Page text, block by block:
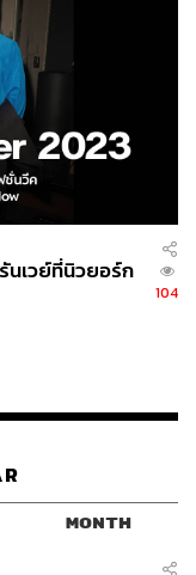
นเวย์ที่นิวยอร์ก
104
MONTH